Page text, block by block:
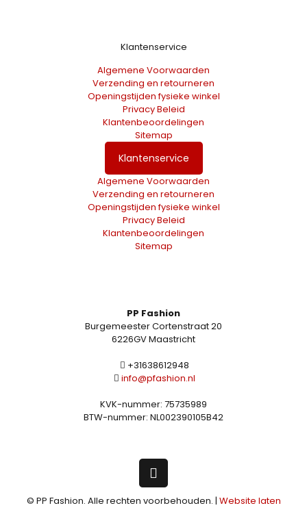
Klantenservice
Algemene Voorwaarden
Verzending en retourneren
Openingstijden fysieke winkel
Privacy Beleid
Klantenbeoordelingen
Sitemap
Klantenservice
Algemene Voorwaarden
Verzending en retourneren
Openingstijden fysieke winkel
Privacy Beleid
Klantenbeoordelingen
Sitemap
PP Fashion
Burgemeester Cortenstraat 20
6226GV Maastricht
+31638612948
info@pfashion.nl
KVK-nummer: 75735989
BTW-nummer: NL002390105B42
© PP Fashion. Alle rechten voorbehouden. | Website laten